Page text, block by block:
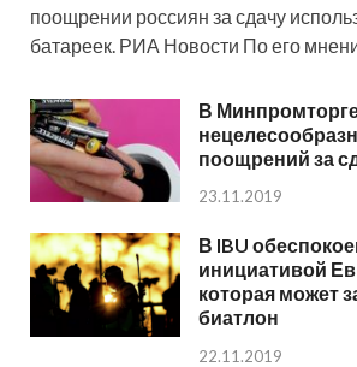
поощрении россиян за сдачу
батареек. РИА Новости По его
В
поощрений за
23.11.2019
В IBU
инициативой
которая может
биатлон
22.11.2019